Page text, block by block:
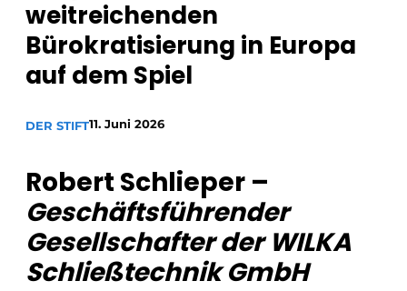
Einladung zu einem Rundtischgespräch - 20 Jahre
Profil
Ein Stellenangebot registrieren
Werben
weitreichenden
Bürokratisierung in Europa
auf dem Spiel
DER STIFT11. Juni 2026
Robert Schlieper –
Geschäftsführender
Gesellschafter der WILKA
Schließtechnik GmbH